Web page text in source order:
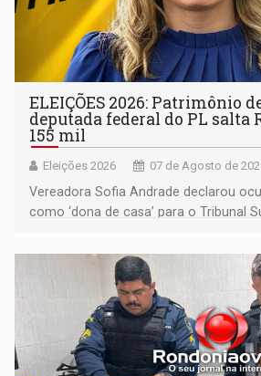
ELEIÇÕES 2026: Patrimônio
deputada federal do PL salta
155 mil
Eleições 2026 07 de Agosto de
Vereadora Sofia Andrade declarou
como ‘dona de casa’ para o Tribunal